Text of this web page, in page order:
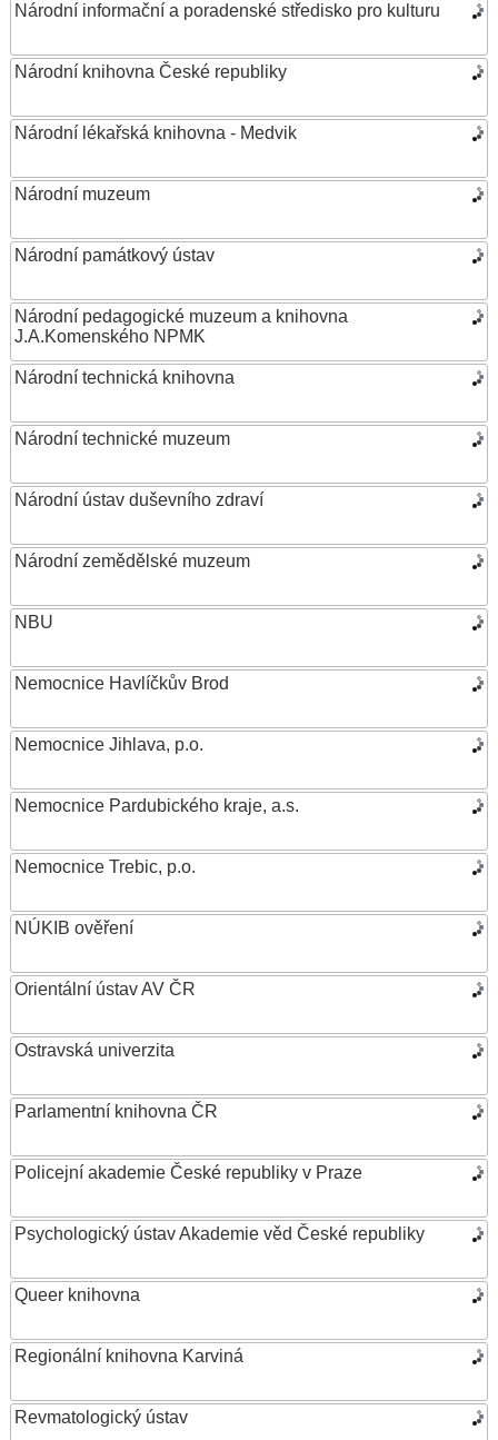
Národní informační a poradenské středisko pro kulturu
Národní knihovna České republiky
Národní lékařská knihovna - Medvik
Národní muzeum
Národní památkový ústav
Národní pedagogické muzeum a knihovna
J.A.Komenského NPMK
Národní technická knihovna
Národní technické muzeum
Národní ústav duševního zdraví
Národní zemědělské muzeum
NBU
Nemocnice Havlíčkův Brod
Nemocnice Jihlava, p.o.
Nemocnice Pardubického kraje, a.s.
Nemocnice Trebic, p.o.
NÚKIB ověření
Orientální ústav AV ČR
Ostravská univerzita
Parlamentní knihovna ČR
Policejní akademie České republiky v Praze
Psychologický ústav Akademie věd České republiky
Queer knihovna
Regionální knihovna Karviná
Revmatologický ústav